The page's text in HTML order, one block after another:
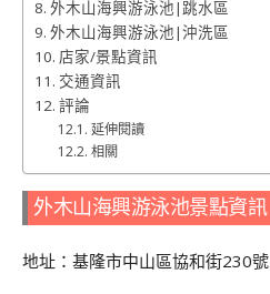
外木山海興游泳池|跳水區
外木山海興游泳池|沖洗區
店家/景點資訊
交通資訊
評論
延伸閱讀
相關
外木山海興游泳池景點資訊
地址：基隆市中山區協和街230號